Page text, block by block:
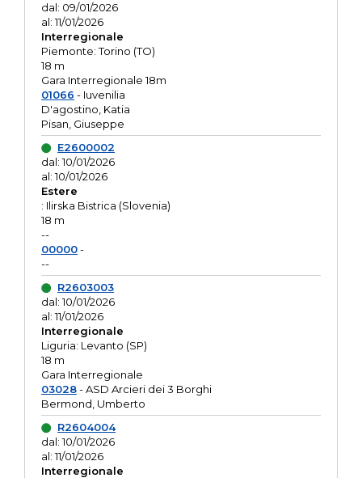
dal: 09/01/2026
al: 11/01/2026
Interregionale
Piemonte: Torino (TO)
18 m
Gara Interregionale 18m
01066 - Iuvenilia
D'agostino, Katia
Pisan, Giuseppe
E2600002
dal: 10/01/2026
al: 10/01/2026
Estere
: Ilirska Bistrica (Slovenia)
18 m
--
00000-
--
R2603003
dal: 10/01/2026
al: 11/01/2026
Interregionale
Liguria: Levanto (SP)
18 m
Gara Interregionale
03028- ASD Arcieri dei 3 Borghi
Bermond, Umberto
R2604004
dal: 10/01/2026
al: 11/01/2026
Interregionale